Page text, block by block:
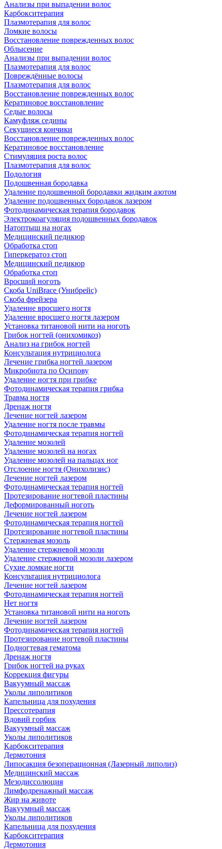
Анализы при выпадении волос
Карбокситерапия
Плазмотерапия для волос
Ломкие волосы
Восстановление поврежденных волос
Облысение
Анализы при выпадении волос
Плазмотерапия для волос
Повреждённые волосы
Плазмотерапия для волос
Восстановление поврежденных волос
Кератиновое восстановление
Седые волосы
Камуфляж седины
Секущиеся кончики
Восстановление поврежденных волос
Кератиновое восстановление
Стимуляция роста волос
Плазмотерапия для волос
Подология
Подошвенная бородавка
Удаление подошвенной бородавки жидким азотом
Удаление подошвенных бородавок лазером
Фотодинамическая терапия бородавок
Электрокоагуляция подошвенных бородавок
Натоптыш на ногах
Медицинский педикюр
Обработка стоп
Гиперкератоз стоп
Медицинский педикюр
Обработка стоп
Вросший ноготь
Скоба UniBrace (Унибрейс)
Скоба фрейзера
Удаление вросшего ногтя
Удаление вросшего ногтя лазером
Установка титановой нити на ноготь
Грибок ногтей (онихомикоз)
Анализ на грибок ногтей
Консультация нутрициолога
Лечение грибка ногтей лазером
Микробиота по Осипову
Удаление ногтя при грибке
Фотодинамическая терапия грибка
Травма ногтя
Дренаж ногтя
Лечение ногтей лазером
Удаление ногтя после травмы
Фотодинамическая терапия ногтей
Удаление мозолей
Удаление мозолей на ногах
Удаление мозолей на пальцах ног
Отслоение ногтя (Онихолизис)
Лечение ногтей лазером
Фотодинамическая терапия ногтей
Протезирование ногтевой пластины
Деформированный ноготь
Лечение ногтей лазером
Фотодинамическая терапия ногтей
Протезирование ногтевой пластины
Стержневая мозоль
Удаление стержневой мозоли
Удаление стержневой мозоли лазером
Сухие ломкие ногти
Консультация нутрициолога
Лечение ногтей лазером
Фотодинамическая терапия ногтей
Нет ногтя
Установка титановой нити на ноготь
Лечение ногтей лазером
Фотодинамическая терапия ногтей
Протезирование ногтевой пластины
Подногтевая гематома
Дренаж ногтя
Грибок ногтей на руках
Коррекция фигуры
Вакуумный массаж
Уколы липолитиков
Капельница для похудения
Прессотерапия
Вдовий горбик
Вакуумный массаж
Уколы липолитиков
Карбокситерапия
Дермотония
Липосакция безоперационная (Лазерный липолиз)
Медицинский массаж
Мезодиссолюция
Лимфодренажный массаж
Жир на животе
Вакуумный массаж
Уколы липолитиков
Капельница для похудения
Карбокситерапия
Дермотония